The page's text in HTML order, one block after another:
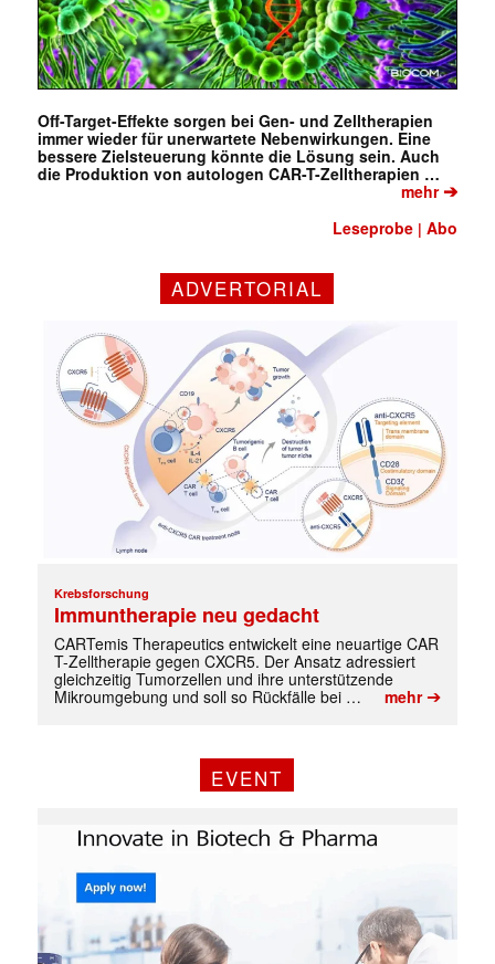
Off-Target-Effekte sorgen bei Gen- und Zelltherapien
immer wieder für unerwartete Nebenwirkungen. Eine
bessere Zielsteuerung könnte die Lösung sein. Auch
die Produktion von autologen CAR-T-Zelltherapien …
mehr➔
Leseprobe |Abo
ADVERTORIAL
Krebsforschung
Immuntherapie neu gedacht
CARTemis Therapeutics entwickelt eine neuartige CAR
T-Zelltherapie gegen CXCR5. Der Ansatz adressiert
gleichzeitig Tumorzellen und ihre unterstützende
Mikroumgebung und soll so Rückfälle bei …
mehr➔
EVENT